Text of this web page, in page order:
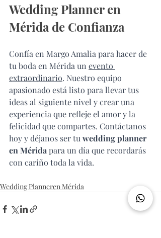
Wedding Planner en
Mérida de Confianza
Confía en Margo Amalia para hacer de
tu boda en Mérida un evento
extraordinario. Nuestro equipo
apasionado está listo para llevar tus
ideas al siguiente nivel y crear una
experiencia que refleje el amor y la
felicidad que compartes. Contáctanos
hoy y déjanos ser tu wedding planner
en Mérida para un día que recordarás
con cariño toda la vida.
Wedding Planneren Mérida